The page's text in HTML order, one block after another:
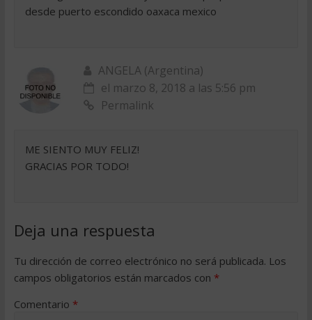
desde puerto escondido oaxaca mexico
ANGELA (Argentina)
el marzo 8, 2018 a las 5:56 pm
Permalink
ME SIENTO MUY FELIZ!
GRACIAS POR TODO!
Deja una respuesta
Tu dirección de correo electrónico no será publicada. Los
campos obligatorios están marcados con *
Comentario *